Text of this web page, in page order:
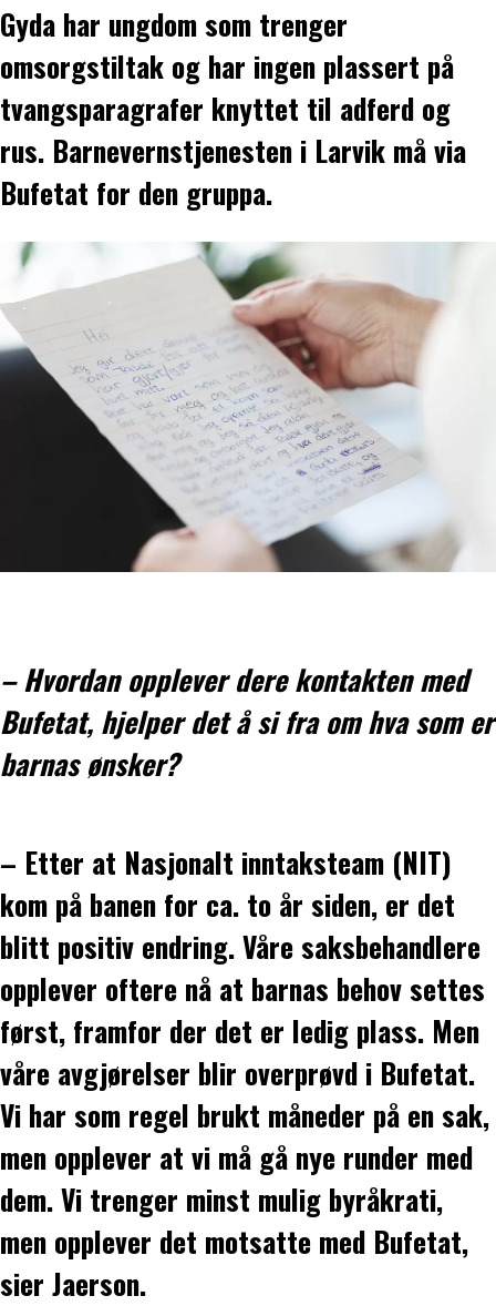
Gyda har ungdom som trenger
omsorgstiltak og har ingen plassert på
tvangsparagrafer knyttet til adferd og
rus. Barnevernstjenesten i Larvik må via
Bufetat for den gruppa.
– Hvordan opplever dere kontakten med
Bufetat, hjelper det å si fra om hva som er
barnas ønsker?
– Etter at Nasjonalt inntaksteam (NIT)
kom på banen for ca. to år siden, er det
blitt positiv endring. Våre saksbehandlere
opplever oftere nå at barnas behov settes
først, framfor der det er ledig plass. Men
våre avgjørelser blir overprøvd i Bufetat.
Vi har som regel brukt måneder på en sak,
men opplever at vi må gå nye runder med
dem. Vi trenger minst mulig byråkrati,
men opplever det motsatte med Bufetat,
sier Jaerson.